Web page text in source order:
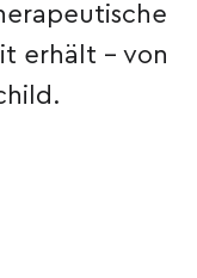
erhält – von